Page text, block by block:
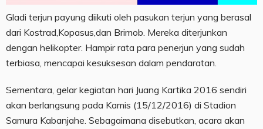
Gladi terjun payung diikuti oleh pasukan terjun yang berasal
dari Kostrad,Kopasus,dan Brimob. Mereka diterjunkan
dengan helikopter. Hampir rata para penerjun yang sudah
terbiasa, mencapai kesuksesan dalam pendaratan.
Sementara, gelar kegiatan hari Juang Kartika 2016 sendiri
akan berlangsung pada Kamis (15/12/2016) di Stadion
Samura Kabanjahe. Sebagaimana disebutkan, acara akan